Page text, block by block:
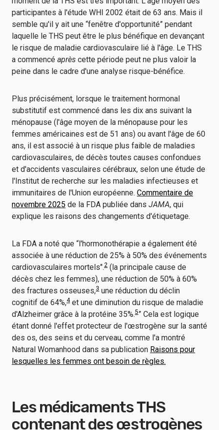
participantes à l'étude WHI 2002 était de 63 ans. Mais il
semble qu'il y ait une “fenêtre d'opportunité” pendant
laquelle le THS peut être le plus bénéfique en devançant
le risque de maladie cardiovasculaire lié à l'âge. Le THS
a commencé après cette période peut ne plus valoir la
peine dans le cadre d'une analyse risque-bénéfice.
Plus précisément, lorsque le traitement hormonal
substitutif est commencé dans les dix ans suivant la
ménopause (l'âge moyen de la ménopause pour les
femmes américaines est de 51 ans) ou avant l'âge de 60
ans, il est associé à un risque plus faible de maladies
cardiovasculaires, de décès toutes causes confondues
et d'accidents vasculaires cérébraux, selon une étude de
l'Institut de recherche sur les maladies infectieuses et
immunitaires de l'Union européenne. Commentaire de
novembre 2025 de la FDA publiée dans JAMA, qui
explique les raisons des changements d'étiquetage.
La FDA a noté que “l'hormonothérapie a également été
associée à une réduction de 25% à 50% des événements
cardiovasculaires mortels".2 (la principale cause de
décès chez les femmes), une réduction de 50% à 60%
des fractures osseuses,3 une réduction du déclin
cognitif de 64%,4et une diminution du risque de maladie
d'Alzheimer grâce à la protéine 35%.5” Cela est logique
étant donné l'effet protecteur de l'œstrogène sur la santé
des os, des seins et du cerveau, comme l'a montré
Natural Womanhood dans sa publication Raisons pour
lesquelles les femmes ont besoin de règles.
Les médicaments THS
contenant des œstrogènes